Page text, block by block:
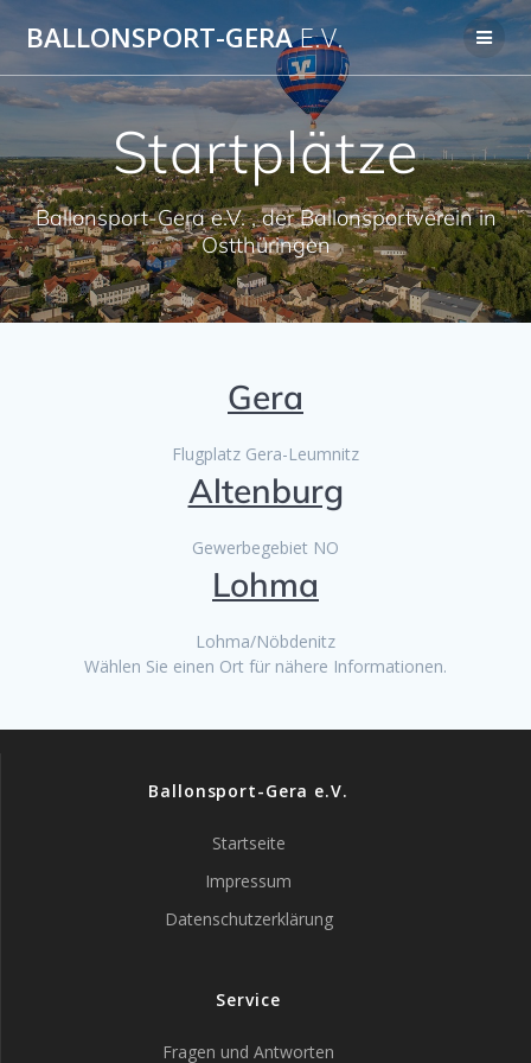
Zum
Inhalt
springen
BALLONSPORT-GERAE.V.
Startplätze
Ballonsport-Gera e.V. , der Ballonsportverein in
Ostthüringen
Gera
Flugplatz Gera-Leumnitz
Altenburg
Gewerbegebiet NO
Lohma
Lohma/Nöbdenitz
Wählen Sie einen Ort für nähere Informationen.
Ballonsport-Gera e.V.
Startseite
Impressum
Datenschutzerklärung
Service
Fragen und Antworten